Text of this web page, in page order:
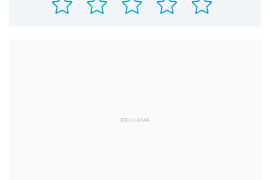
REKLAMA